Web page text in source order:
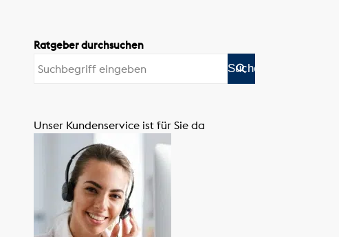
Ratgeber durchsuchen
Unser Kundenservice ist für Sie da